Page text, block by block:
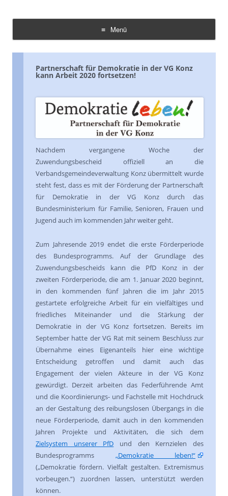
Menü
Zum
Inhalt
Partnerschaft für Demokratie in der VG Konz
kann Arbeit 2020 fortsetzen!
Nachdem vergangene Woche der
Zuwendungsbescheid offiziell an die
Verbandsgemeindeverwaltung Konz übermittelt wurde
steht fest, dass es mit der Förderung der Partnerschaft
für Demokratie in der VG Konz durch das
Bundesministerium für Familie, Senioren, Frauen und
Jugend auch im kommenden Jahr weiter geht.
Zum Jahresende 2019 endet die erste Förderperiode
des Bundesprogramms. Auf der Grundlage des
Zuwendungsbescheids kann die PfD Konz in der
zweiten Förderperiode, die am 1. Januar 2020 beginnt,
in den kommenden fünf Jahren die im Jahr 2015
gestartete erfolgreiche Arbeit für ein vielfältiges und
friedliches Miteinander und die Stärkung der
Demokratie in der VG Konz fortsetzen. Bereits im
September hatte der VG Rat mit seinem Beschluss zur
Übernahme eines Eigenanteils hier eine wichtige
Entscheidung getroffen und damit auch das
Engagement der vielen Akteure in der VG Konz
gewürdigt. Derzeit arbeiten das Federführende Amt
und die Koordinierungs- und Fachstelle mit Hochdruck
an der Gestaltung des reibungslosen Übergangs in die
neue Förderperiode, damit auch in den kommenden
Jahren Projekte und Aktivitäten, die sich dem
Zielsystem unserer PfD und den Kernzielen des
Bundesprogramms „Demokratie leben!“
(„Demokratie fördern. Vielfalt gestalten. Extremismus
vorbeugen.“) zuordnen lassen, unterstützt werden
können.